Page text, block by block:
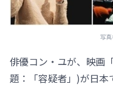
写
俳優コン・ユが、映画
題：「容疑者」)が日